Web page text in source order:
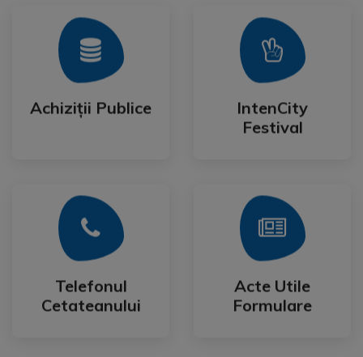
Achiziții Publice
Achiziții Publice
Mai Mult
IntenCity
Festival
IntenCity
Festival
Mai Mult
Telefonul
Cetateanului
Telefonul
Cetateanului
Mai Mult
Acte Utile
Formulare
Acte Utile
Formulare
Mai Mult